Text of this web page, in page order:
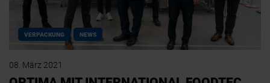
VERPACKUNG NEWS
08. März 2021